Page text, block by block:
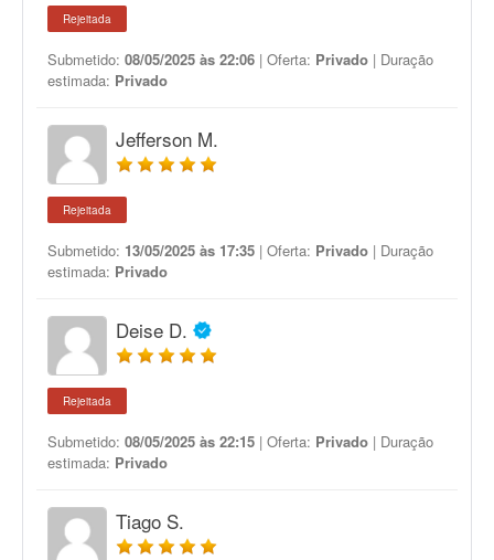
Rejeitada
Submetido: 08/05/2025 às 22:06 | Oferta: Privado | Duração
estimada: Privado
Jefferson M.
Rejeitada
Submetido: 13/05/2025 às 17:35 | Oferta: Privado | Duração
estimada: Privado
Deise D.
Rejeitada
Submetido: 08/05/2025 às 22:15 | Oferta: Privado | Duração
estimada: Privado
Tiago S.